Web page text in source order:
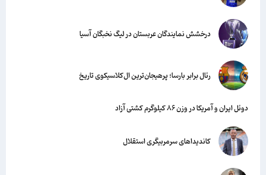
درخشش نمایندگان عربستان در لیگ نخبگان آسیا
رئال برابر بارسا؛ پرهیجان‌‌ترین ال‌کلاسیکوی تاریخ
دوئل ایران و آمریکا در وزن ۸۶ کیلوگرم کشتی آزاد
کاندیداهای سرمربیگری استقلال